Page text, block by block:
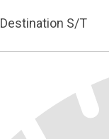
Destination S/T